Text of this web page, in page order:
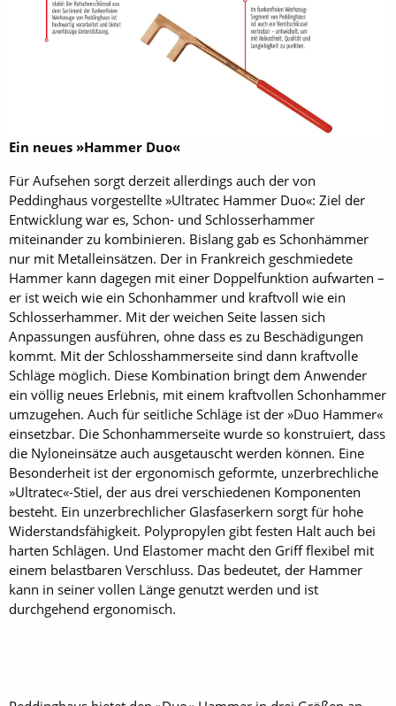
Ein neues »Hammer Duo«
Für Aufsehen sorgt derzeit allerdings auch der von
Peddinghaus vorgestellte ­»Ultratec Hammer Duo«: Ziel der
Entwicklung war es, Schon- und ­Schlosserhammer
miteinander zu kombinieren. Bislang gab es Schonhämmer
nur mit Metalleinsätzen. Der in Frankreich geschmiedete
Hammer kann dagegen mit einer Doppelfunktion aufwarten –
er ist weich wie ein Schonhammer und kraftvoll wie ein
Schlosserhammer. Mit der weichen Seite lassen sich
Anpassungen ausführen, ohne dass es zu Beschädigungen
kommt. Mit der Schlosshammerseite sind dann kraftvolle
Schläge möglich. Diese Kombination bringt dem Anwender
ein völlig neues Erlebnis, mit einem kraftvollen Schonhammer
umzugehen. Auch für seitliche Schläge ist der »Duo Hammer«
einsetzbar. Die Schonhammerseite wurde so konstruiert, dass
die Nyloneinsätze auch ausgetauscht werden können. Eine
Besonderheit ist der ergonomisch geformte, unzerbrechliche
»Ultratec«-Stiel, der aus drei verschiedenen Komponenten
besteht. Ein unzerbrechlicher Glasfaserkern sorgt für hohe
Widerstandsfähigkeit. Polypropylen gibt festen Halt auch bei
harten Schlägen. Und Elastomer macht den Griff flexibel mit
einem belastbaren Verschluss. Das bedeutet, der Hammer
kann in seiner vollen Länge genutzt werden und ist
durchgehend ergonomisch.